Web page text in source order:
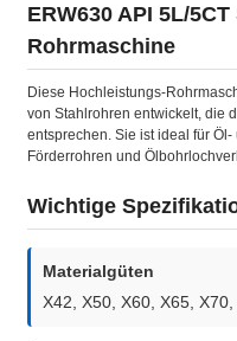
ERW630 API 5L/
Rohrmaschine
Diese Hochleistungs-
von Stahlrohren entwickelt, die
entsprechen. Sie ist ideal für
Förderrohren und
Wichtige
Materialgüten
X42, X50, X60, X65,